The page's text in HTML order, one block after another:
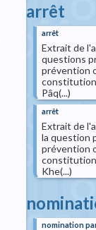
arrêt
arrêt
Extrait de
questions
prévention
Pâq(...)
arrêt
Extrait de
la question
prévention
Khe(...)
nomination